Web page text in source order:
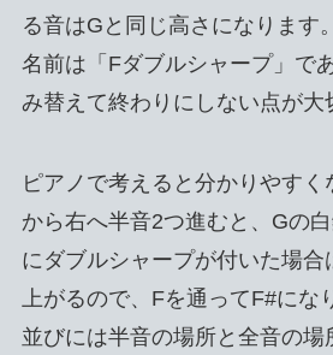
る音はGと同じ高さになります
名前は「Fダブルシャープ」で
み替えて終わりにしない点が大
ピアノで考えると分かりやす
から右へ半音2つ進むと、Gの
にダブルシャープが付いた場合
上がるので、Fを通ってF#にな
並びには半音の場所と全音の場